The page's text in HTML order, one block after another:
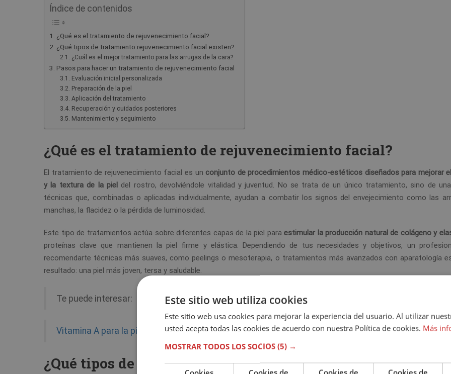
Índice de contenidos
¿Qué es el tratamiento de rejuvenecimiento facial?
¿Qué tipos de tratamiento rejuvenecimiento facial existen?
¿Cuál es el mejor tratamiento para las arrugas de la cara?
Pasos para hacer un tratamiento de rejuvenecimiento facial
Evaluación inicial personalizada
Preparación de la piel
Aplicación del tratamiento
Recuperación y cuidados posteriores
Mantenimiento y seguimiento
¿Qué es el tratamiento de rejuvenecimiento facial?
El tratamiento de rejuvenecimiento facial es un conjunto de procedimientos médico-estéticos diseñados para mejorar
y la textura de la piel del rostro, devolviéndole vitalidad y juventud. No se trata de un único tratamiento, sino de
técnicas que, combinadas o aplicadas individualmente, ayudan a combatir los signos del envejecimiento como las
manchas, la flacidez o la pérdida de luminosidad.
Este tipo de tratamientos actúa sobre diferentes capas de la piel para estimular la producción natural de colágeno y
proteínas clave que mantienen la piel firme y elástica. Dependiendo de tus necesidades y objetivos, un
recomendarte técnicas más suaves, como peelings o mesoterapia, o tratamientos más avanzados con aparatología
resultado: una piel más joven, tersa y saludable.
Te puede interesar:
Vitamina A para la piel: el secreto para un rostro sano y radiante
¿Qué tipos de tratamiento rejuvenecimiento facial existen?
Este sitio web utiliza cookies
Este sitio web usa cookies para mejorar la experiencia del usuario. Al utilizar
usted acepta todas las cookies de acuerdo con nuestra Política de cookies. Más
MOSTRAR TODOS LOS SOCIOS (5) →